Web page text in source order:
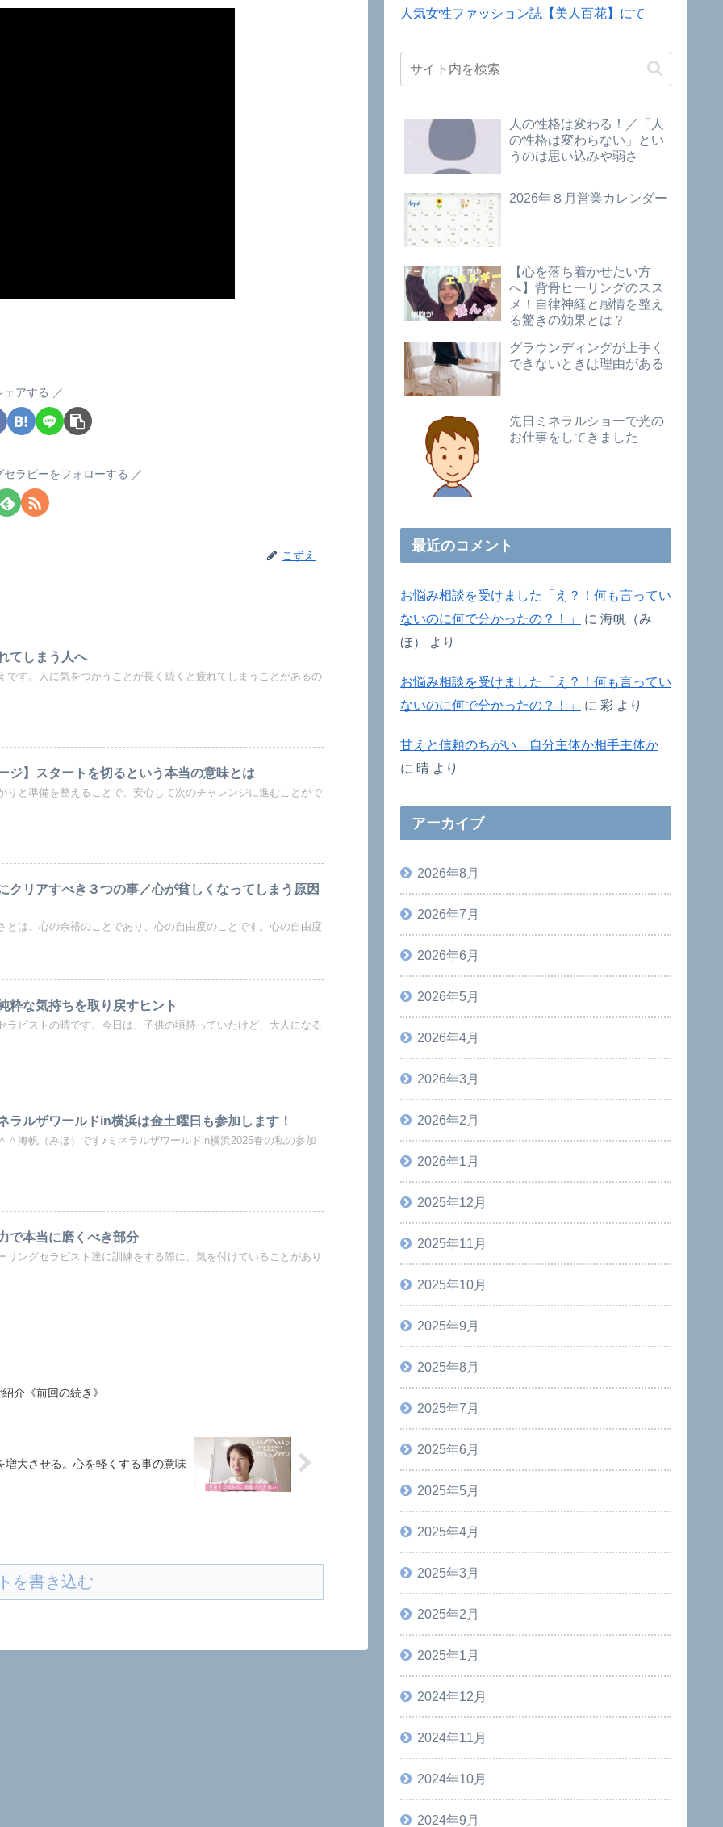
ェアする
ラピーをフォローする
こずえ
てしまう人へ
です。人に気をつかうことが長く続くと疲れてしまうことがあるの
ジ】スタートを切るという本当の意味とは
りと準備を整えることで、安心して次のチャレンジに進むことがで
クリアすべき３つの事／心が貧しくなってしまう原因
とは、心の余裕のことであり、心の自由度のことです。心の自由度
粋な気持ちを取り戻すヒント
ラピストの晴です。今日は、子供の頃持っていたけど、大人になる
ラルザワールドin横浜は金土曜日も参加します！
＾海帆（みほ）です♪ミネラルザワールドin横浜2025春の私の参加
で本当に磨くべき部分
リングセラピスト達に訓練をする際に、気を付けていることがあり
介《前回の続き》
増大させる。心を軽くする事の意味
を書き込む
人気女性ファッション誌【美人百花】にて
人の性格は変わる！／「人
の性格は変わらない」とい
うのは思い込みや弱さ
2026年８月営業カレンダー
【心を落ち着かせたい方
へ】背骨ヒーリングのスス
メ！自律神経と感情を整え
る驚きの効果とは？
グラウンディングが上手く
できないときは理由がある
先日ミネラルショーで光の
お仕事をしてきました
最近のコメント
お悩み相談を受けました「え？！何も言ってい
ないのに何で分かったの？！」
に 海帆（み
ほ）
より
お悩み相談を受けました「え？！何も言ってい
ないのに何で分かったの？！」
に 彩 より
甘えと信頼のちがい 自分主体か相手主体か
に 晴 より
アーカイブ
2026年8月
2026年7月
2026年6月
2026年5月
2026年4月
2026年3月
2026年2月
2026年1月
2025年12月
2025年11月
2025年10月
2025年9月
2025年8月
2025年7月
2025年6月
2025年5月
2025年4月
2025年3月
2025年2月
2025年1月
2024年12月
2024年11月
2024年10月
2024年9月